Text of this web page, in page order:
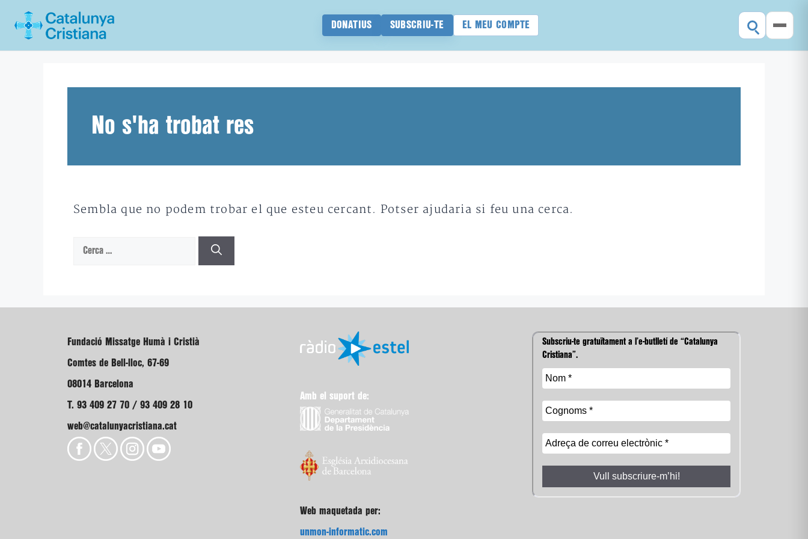
DONATIUS SUBSCRIU-TE EL MEU COMPTE
No s'ha trobat res
Sembla que no podem trobar el que esteu cercant. Potser ajudaria si feu una cerca.
Cerca:
Fundació Missatge Humà i Cristià
Comtes de Bell-lloc, 67-69
08014 Barcelona
T. 93 409 27 70 / 93 409 28 10
web@catalunyacristiana.cat
Amb el suport de:
Web maquetada per:
unmon-informatic.com
Subscriu-te gratuïtament a l’e-butlletí de “Catalunya
Cristiana”.